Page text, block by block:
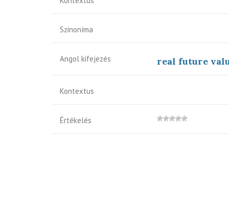
Szinoníma
Angol kifejezés real future
Kontextus
Értékelés